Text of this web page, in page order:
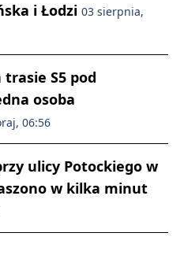
i Łodzi 03 sierpnia,
S5 pod
osoba
06:56
ulicy Potockiego w
w kilka minut